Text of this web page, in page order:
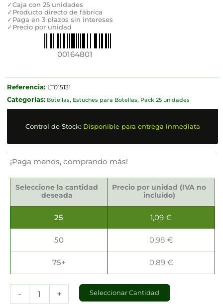
✓Caja con 25 unidades
✓Producto directo de fábrica
✓Paga en 3 plazos sin intereses
✓Precio por unidad
00164801
Referencia: LT015131
Categorías: Botellas, Estuches para Botellas, Pack 25 unidades
Control de Stock: Disponible para entrega inmediata
¡Paga menos, comprando más!
Seleccione la cantidad
deseada
Precio por unidad (IVA no
incluído)
25 1,09€
50 0,98 €
75+ 0,89 €
-
para
+ Seleccionar Cantidad